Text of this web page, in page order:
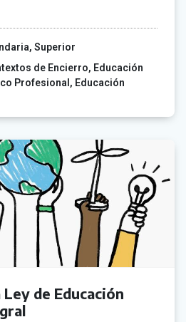
Superior
de Encierro
Educación
Profesional
Educación
de Educación